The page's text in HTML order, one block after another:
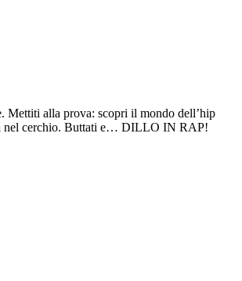
Mettiti alla prova: scopri il mondo dell’hip
nel cerchio. Buttati e… DILLO IN RAP!